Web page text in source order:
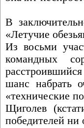
В
«Летучие
Из восьми
командных
шанс набрать
«технические
Щиголев
победителей ни